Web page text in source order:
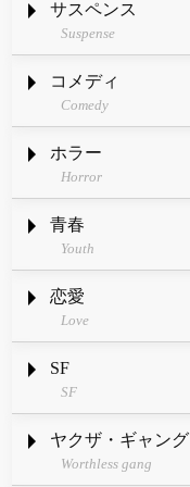
サスペンス
Suspense
コメディ
Comedy
ホラー
Horror
青春
Youth
恋愛
Love
SF
SF
ヤクザ・ギャング
Worthless gang